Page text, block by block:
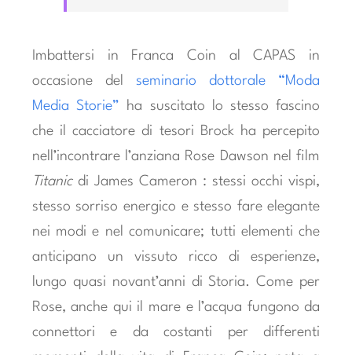
Imbattersi in Franca Coin al CAPAS in
occasione del seminario dottorale “Moda
Media Storie” ha suscitato lo stesso fascino
che il cacciatore di tesori Brock ha percepito
nell’incontrare l’anziana Rose Dawson nel film
Titanicdi James Cameron : stessi occhi vispi,
stesso sorriso energico e stesso fare elegante
nei modi e nel comunicare; tutti elementi che
anticipano un vissuto ricco di esperienze,
lungo quasi novant’anni di Storia. Come per
Rose, anche qui il mare e l’acqua fungono da
connettori e da costanti per differenti